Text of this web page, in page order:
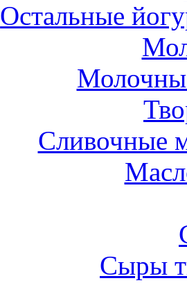
Остальные
Сливочные
Сыры